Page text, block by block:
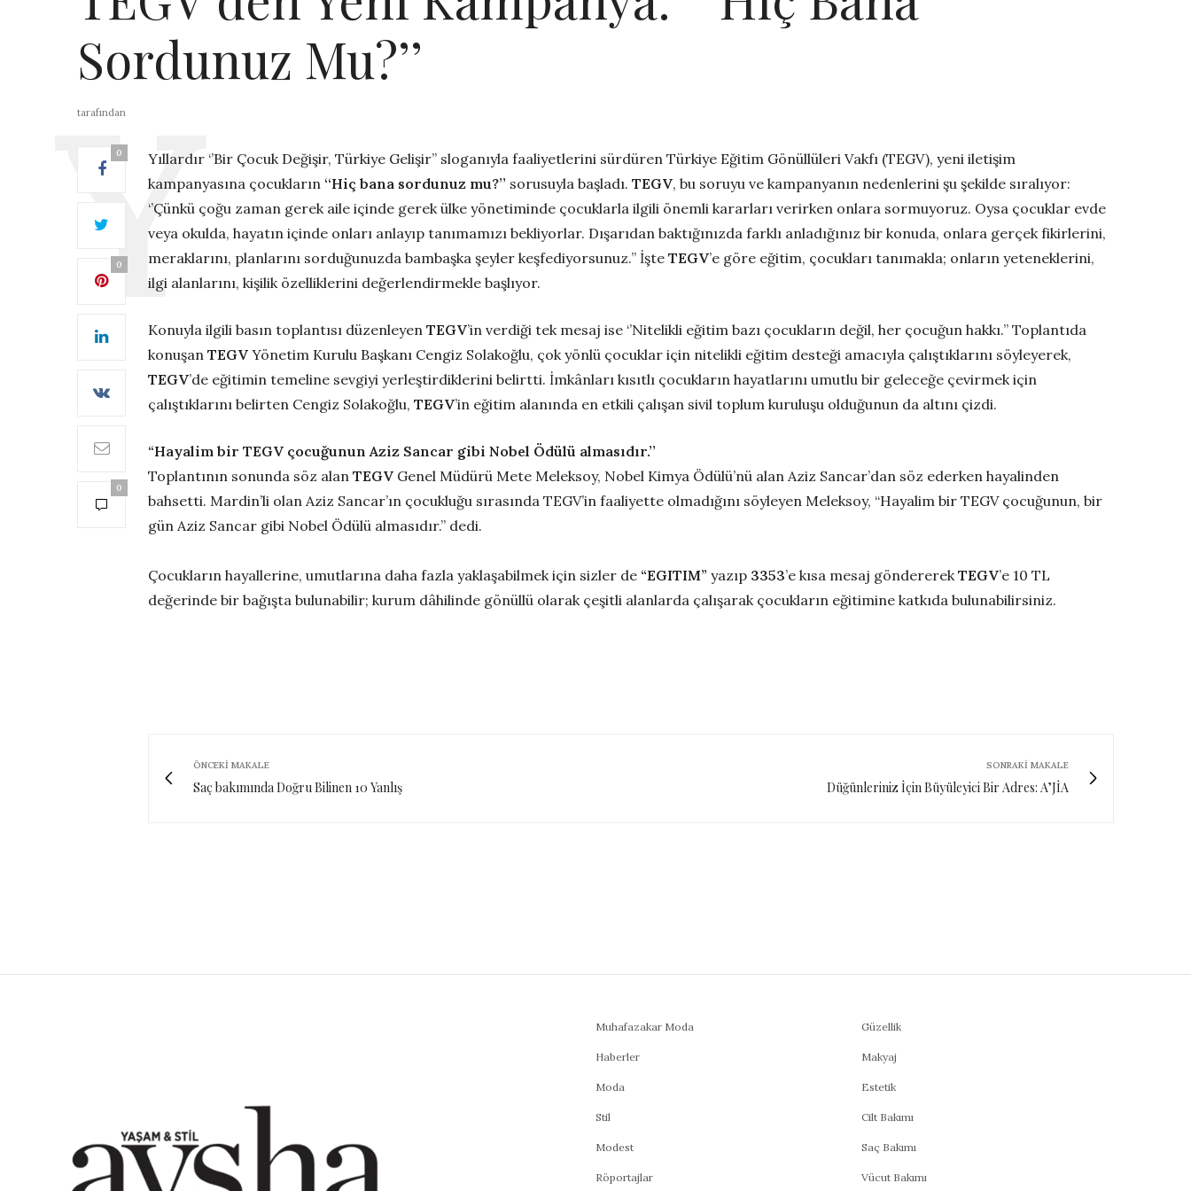
Sordunuz Mu?’’
tarafından
0
0
0
Yıllardır ‘’Bir Çocuk Değişir, Türkiye Gelişir’’ sloganıyla faaliyetlerini sürdüren Türkiye Eğitim Gönüllüleri Vakfı (TEGV), yeni iletişim
kampanyasına çocukların ‘‘Hiç bana sordunuz mu?’’ sorusuyla başladı. TEGV, bu soruyu ve kampanyanın nedenlerini şu şekilde sıralıyor:
‘’Çünkü çoğu zaman gerek aile içinde gerek ülke yönetiminde çocuklarla ilgili önemli kararları verirken onlara sormuyoruz. Oysa çocuklar evde
veya okulda, hayatın içinde onları anlayıp tanımamızı bekliyorlar. Dışarıdan baktığınızda farklı anladığınız bir konuda, onlara gerçek fikirlerini,
meraklarını, planlarını sorduğunuzda bambaşka şeyler keşfediyorsunuz.’’ İşte TEGV’e göre eğitim, çocukları tanımakla; onların yeteneklerini,
ilgi alanlarını, kişilik özelliklerini değerlendirmekle başlıyor.
Konuyla ilgili basın toplantısı düzenleyen TEGV’in verdiği tek mesaj ise ‘’Nitelikli eğitim bazı çocukların değil, her çocuğun hakkı.’’ Toplantıda
konuşan TEGV Yönetim Kurulu Başkanı Cengiz Solakoğlu, çok yönlü çocuklar için nitelikli eğitim desteği amacıyla çalıştıklarını söyleyerek,
TEGV’de eğitimin temeline sevgiyi yerleştirdiklerini belirtti. İmkânları kısıtlı çocukların hayatlarını umutlu bir geleceğe çevirmek için
çalıştıklarını belirten Cengiz Solakoğlu, TEGV’in eğitim alanında en etkili çalışan sivil toplum kuruluşu olduğunun da altını çizdi.
“Hayalim bir TEGV çocuğunun Aziz Sancar gibi Nobel Ödülü almasıdır.’’
Toplantının sonunda söz alan TEGV Genel Müdürü Mete Meleksoy, Nobel Kimya Ödülü’nü alan Aziz Sancar’dan söz ederken hayalinden
bahsetti. Mardin’li olan Aziz Sancar’ın çocukluğu sırasında TEGV’in faaliyette olmadığını söyleyen Meleksoy, “Hayalim bir TEGV çocuğunun, bir
gün Aziz Sancar gibi Nobel Ödülü almasıdır.” dedi.
Çocukların hayallerine, umutlarına daha fazla yaklaşabilmek için sizler de “EGITIM” yazıp 3353’e kısa mesaj göndererek TEGV’e 10 TL
değerinde bir bağışta bulunabilir; kurum dâhilinde gönüllü olarak çeşitli alanlarda çalışarak çocukların eğitimine katkıda bulunabilirsiniz.
ÖNCEKI MAKALE
Saç bakımında Doğru Bilinen 10 Yanlış
SONRAKI MAKALE
Düğünleriniz İçin Büyüleyici Bir Adres: A’JİA
Muhafazakar Moda
Haberler
Moda
Stil
Modest
Röportajlar
Güzellik
Makyaj
Estetik
Cilt Bakımı
Saç Bakımı
Vücut Bakımı